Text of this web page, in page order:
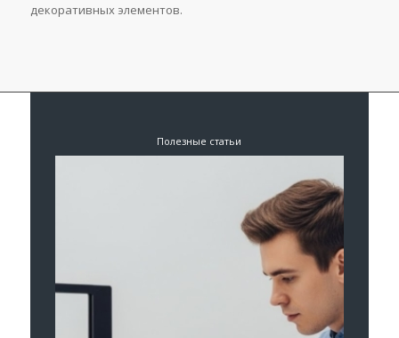
декоративных элементов.
Полезные статьи